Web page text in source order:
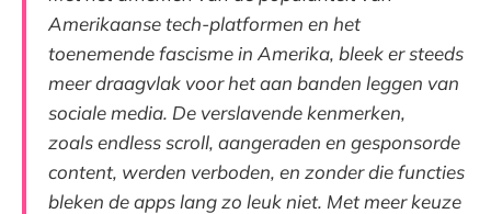
Amerikaanse tech-platformen en het
toenemende fascisme in Amerika, bleek er steeds
meer draagvlak voor het aan banden leggen van
sociale media. De verslavende kenmerken,
zoals endless scroll, aangeraden en gesponsorde
content, werden verboden, en zonder die functies
bleken de apps lang zo leuk niet. Met meer keuze